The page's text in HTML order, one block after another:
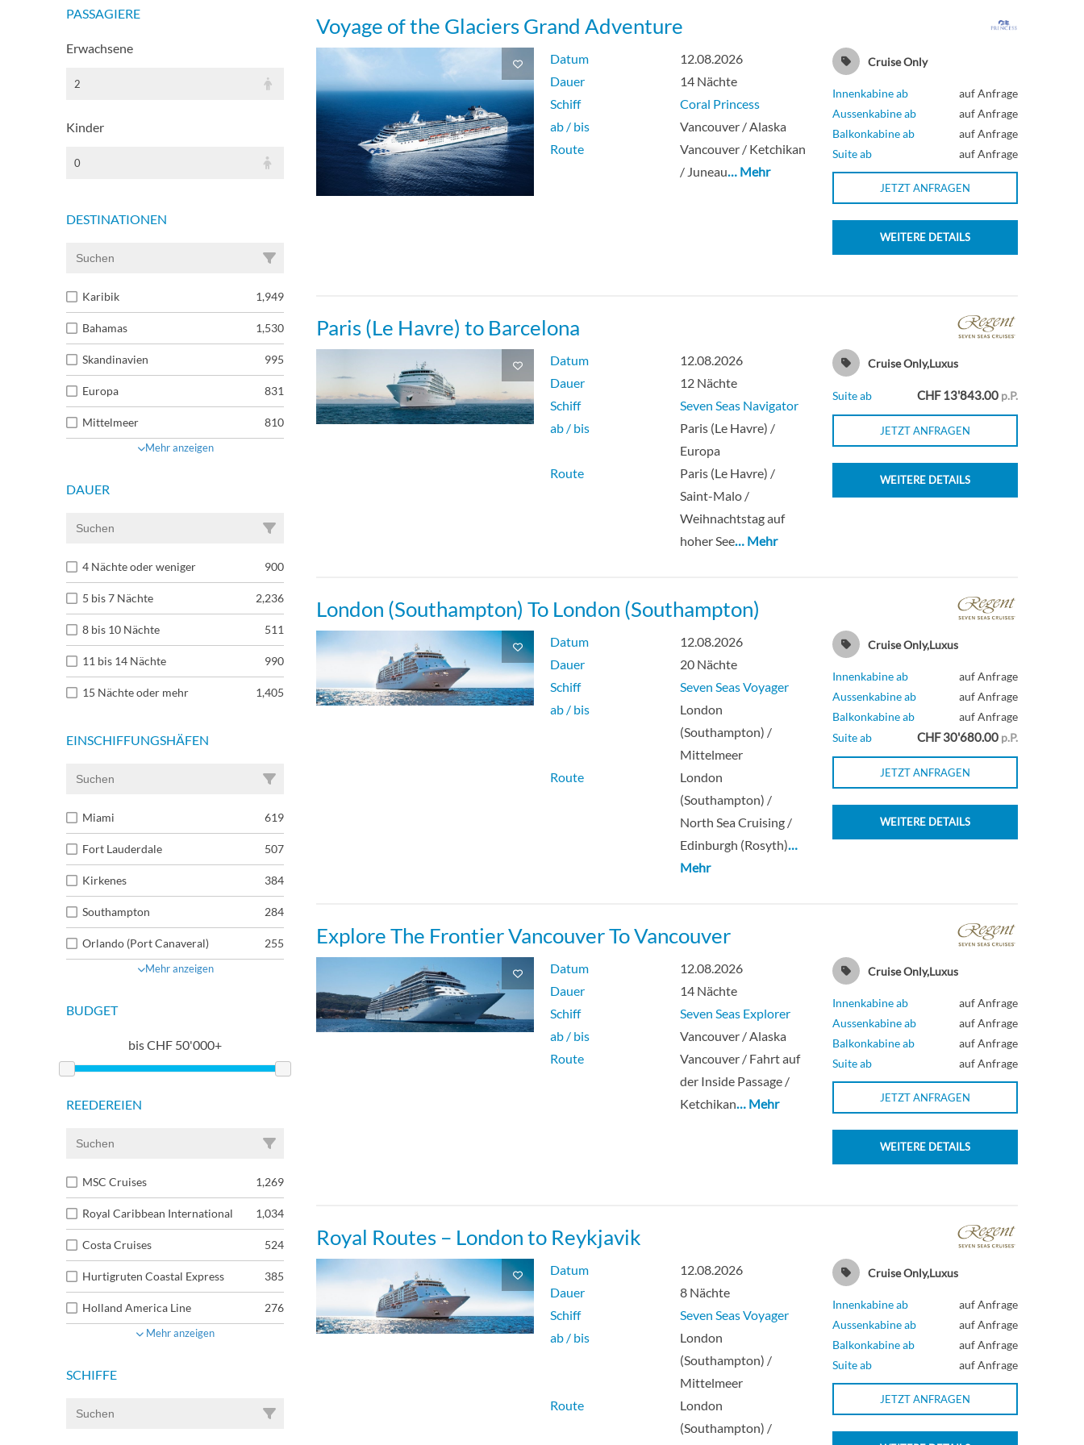
PASSAGIERE
Erwachsene
2
Kinder
0
DESTINATIONEN
Karibik 1,949
Bahamas 1,530
Skandinavien 995
Europa 831
Mittelmeer 810
Mehr anzeigen
DAUER
4 Nächte oder weniger 900
5 bis 7 Nächte 2,236
8 bis 10 Nächte 511
11 bis 14 Nächte 990
15 Nächte oder mehr 1,405
EINSCHIFFUNGSHÄFEN
Miami 619
Fort Lauderdale 507
Kirkenes 384
Southampton 284
Orlando (Port Canaveral) 255
Mehr anzeigen
BUDGET
bisCHF 50'000+
REEDEREIEN
MSC Cruises 1,269
Royal Caribbean International 1,034
Costa Cruises 524
Hurtigruten Coastal Express 385
Holland America Line 276
Mehr anzeigen
SCHIFFE
Voyage of the Glaciers Grand Adventure
Datum
12.08.2026
Dauer
14 Nächte
Schiff
Coral Princess
ab / bis
Vancouver / Alaska
Route
Vancouver / Ketchikan
/ Juneau… Mehr
Cruise Only
Innenkabine ab
auf Anfrage
Aussenkabine ab
auf Anfrage
Balkonkabine ab
auf Anfrage
Suite ab
auf Anfrage
JETZT ANFRAGEN
WEITERE DETAILS
Paris (Le Havre) to Barcelona
Datum
12.08.2026
Dauer
12 Nächte
Schiff
Seven Seas Navigator
ab / bis
Paris (Le Havre) /
Europa
Route
Paris (Le Havre) /
Saint-Malo /
Weihnachtstag auf
hoher See… Mehr
Cruise Only,Luxus
Suite ab CHF 13'843.00 p.P.
JETZT ANFRAGEN
WEITERE DETAILS
London (Southampton) To London (Southampton)
Datum
12.08.2026
Dauer
20 Nächte
Schiff
Seven Seas Voyager
ab / bis
London
(Southampton) /
Mittelmeer
Route
London
(Southampton) /
North Sea Cruising /
Edinburgh (Rosyth)…
Mehr
Cruise Only,Luxus
Innenkabine ab
auf Anfrage
Aussenkabine ab
auf Anfrage
Balkonkabine ab
auf Anfrage
Suite ab
CHF 30'680.00 p.P.
JETZT ANFRAGEN
WEITERE DETAILS
Explore The Frontier Vancouver To Vancouver
Datum
12.08.2026
Dauer
14 Nächte
Schiff
Seven Seas Explorer
ab / bis
Vancouver / Alaska
Route
Vancouver / Fahrt auf
der Inside Passage /
Ketchikan… Mehr
Cruise Only,Luxus
Innenkabine ab
auf Anfrage
Aussenkabine ab
auf Anfrage
Balkonkabine ab
auf Anfrage
Suite ab
auf Anfrage
JETZT ANFRAGEN
WEITERE DETAILS
Royal Routes – London to Reykjavik
Datum
12.08.2026
Dauer
8 Nächte
Schiff
Seven Seas Voyager
ab / bis
London
(Southampton) /
Mittelmeer
Route
London
(Southampton) /
Cruise Only,Luxus
Innenkabine ab
auf Anfrage
Aussenkabine ab
auf Anfrage
Balkonkabine ab
auf Anfrage
Suite ab
auf Anfrage
JETZT ANFRAGEN